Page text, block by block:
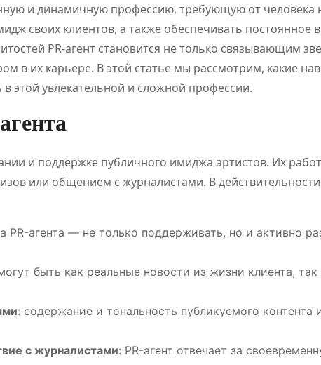
и динамичную профессию, требующую от человека
своих клиентов, а также обеспечивать постоянное
PR-агент становится не только связывающим
в их карьере. В этой статье мы рассмотрим, какие
этой увлекательной и сложной профессии.
и поддержке публичного имиджа артистов. Их
или общением с журналистами. В
PR-агента — не только поддерживать, но и активно
быть как реальные новости из жизни клиента, так
: содержание и тональность публикуемого контента
с журналистами: PR-агент отвечает за